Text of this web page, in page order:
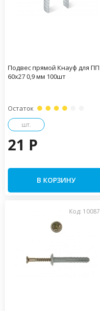
Подвес прямой Кнауф для ПП
60х27 0,9 мм 100шт
Остаток
шт.
21 P
В КОРЗИНУ
Код: 10087